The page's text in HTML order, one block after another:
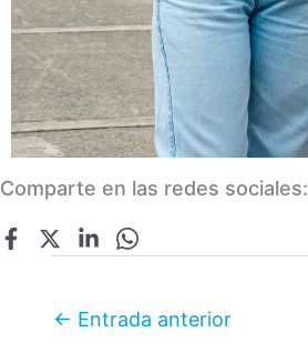
Comparte en las redes sociales:
← Entrada anterior